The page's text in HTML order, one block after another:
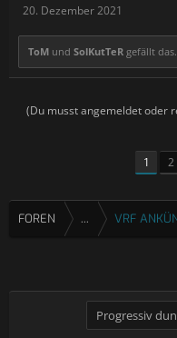
20. Dezember 2021
ToM und SolKutTeR gefällt das.
(Du musst angemeldet oder
1
2
FOREN ... VRF
Progressiv